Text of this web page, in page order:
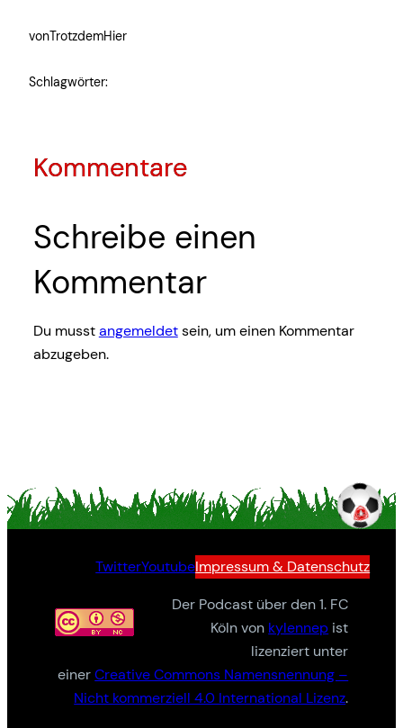
vonTrotzdemHier
Schlagwörter:
Kommentare
Schreibe einen
Kommentar
Du musstangemeldetsein, um einen Kommentar
abzugeben.
TwitterYoutubeImpressum & Datenschutz
Der Podcast über den 1. FC
Köln von kylennep ist
lizenziert unter
einerCreative Commons Namensnennung –
Nicht kommerziell 4.0 International Lizenz.